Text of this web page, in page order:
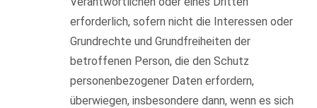
erforderlich, sofern nicht die Interessen oder
Grundrechte und Grundfreiheiten der
betroffenen Person, die den Schutz
personenbezogener Daten erfordern,
überwiegen, insbesondere dann, wenn es sich